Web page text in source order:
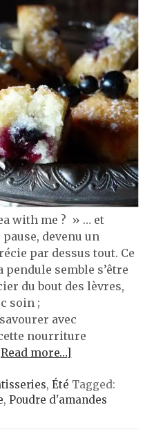
with me ? » … et
devenu un
par dessus tout. Ce
semble s’être
du bout des lèvres,
soin ;
avec
nourriture
more…]
,Été Tagged:
,Poudre d'amandes